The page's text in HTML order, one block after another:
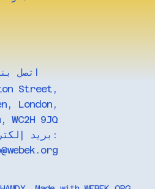
​اتصل
Street,
London,
WC2H 9JQ
بريد إلكتروني: